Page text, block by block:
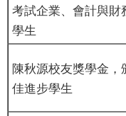
考試企業、會計與財
學生
陳秋源校友獎學金，
佳進步學生